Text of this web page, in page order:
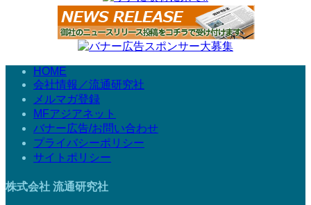
HOME
会社情報／流通研究社
メルマガ登録
MFアジアネット
バナー広告/お問い合わせ
プライバシーポリシー
サイトポリシー
株式会社 流通研究社